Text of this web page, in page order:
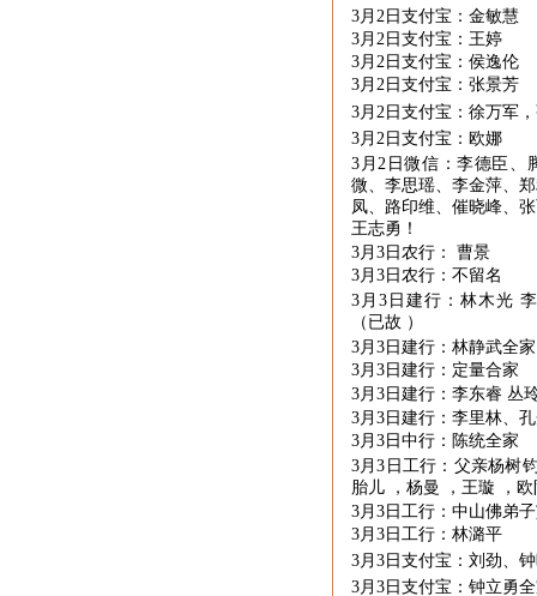
3月 2 日支付宝：金敏慧
3月 2 日支付宝：王婷
3月 2 日支付宝：侯逸伦
3月 2 日支付宝：张景芳
3月 2 日支付宝：徐万军
3月 2 日支付宝：欧娜
3月2 日微信：李德臣、
微、李思瑶、李金萍、
凤、路印维、催晓峰、
王志勇！
3月 3 日农行： 曹景
3月 3 日农行：不留名
3月3 日建行：林木光
（已故 ）
3月 3 日建行：林静武全家
3月 3 日建行：定量合家
3月 3 日建行：李东睿 丛
3月 3 日建行：李里林、
3月 3 日中行：陈统全家
3月3 日工行：父亲杨树
胎儿 ，杨曼 ，王璇 ，
3月 3 日工行：中山佛弟
3月 3 日工行：林潞平
3月 3 日支付宝：刘劲、
3月 3 日支付宝：钟立勇